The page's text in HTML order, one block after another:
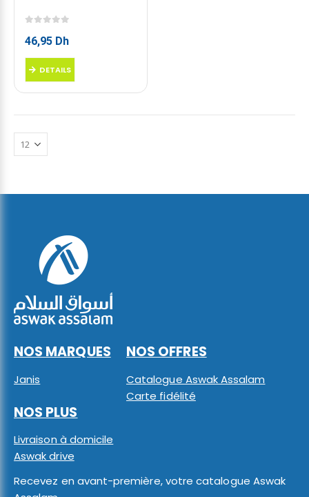
46,95 Dh
DETAILS
NOS MARQUES
Janis
NOS OFFRES
Catalogue Aswak Assalam
Carte fidélité
NOS PLUS
Livraison à domicile
Aswak drive
Recevez en avant-première, votre catalogue Aswak